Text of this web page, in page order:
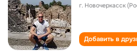
г. Новочеркасск
Добавить в